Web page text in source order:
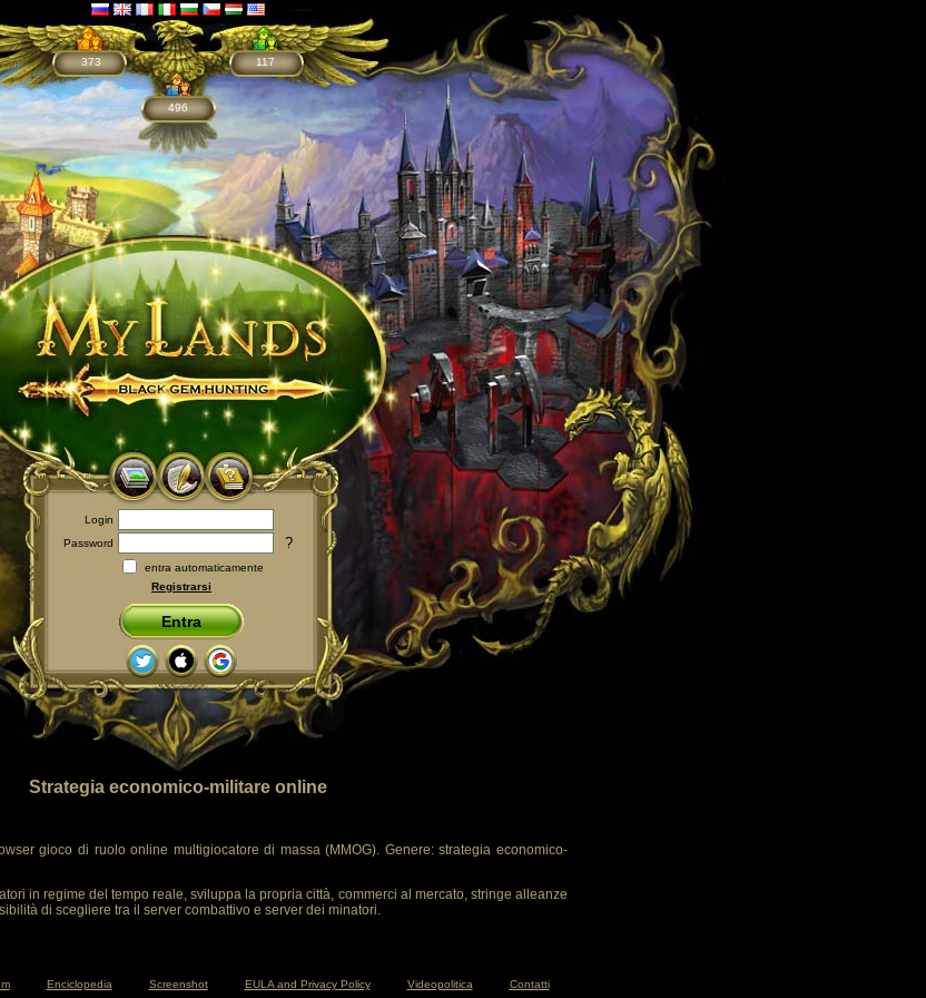
373
496
117
Login
Password
?
entra automaticamente
Registrarsi
Entra
Strategia economico-militare online
gioco di ruolo online multigiocatore di massa (MMOG). Genere: strategia economico-
in regime del tempo reale, sviluppa la propria città, commerci al mercato, stringe alleanze
di scegliere tra il server combattivo e server dei minatori.
Enciclopedia Screenshot EULA and Privacy Policy Videopolitica Contatti